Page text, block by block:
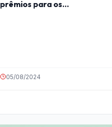
prêmios para os
05/08/2024